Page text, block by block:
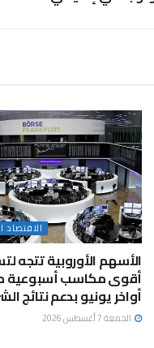
الاقتصاد
الأسهم الأوروبية تتجه
أقوى مكاسب أسبوعية
أواخر يونيو بدعم نتائج
الجمعة 7 أغسطس 2026